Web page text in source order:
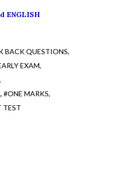
ENGLISH
BACK QUESTIONS
EXAM
#ONE MARKS
TEST